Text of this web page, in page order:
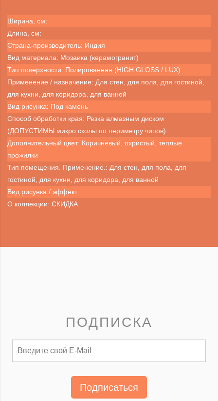
Ширина, см:
Длина, см:
Страна-производитель: Индия
Вид материала: Мозаика (керамогранит)
Тип поверхности: Полированная (HIGH GLOSS / LUX)
Применение / назначение: Для стен, для пола, для гостиной,
для кухни, для коридора, для ванной
Вид рисунка: Под камень
Способ обработки края: Резка алмазным диском
(ДОПУСТИМЫ микро сколы по периметру чипов)
Дополнительный цвет: Коричневый, охристый, теплые
прожилки
Тип помещения. Применение.: Для стен, для пола, для
гостиной, для кухни, для коридора, для ванной
Вид рисунка / эффект:
О коллекции: СКИДКА
ПОДПИСКА
Подписаться